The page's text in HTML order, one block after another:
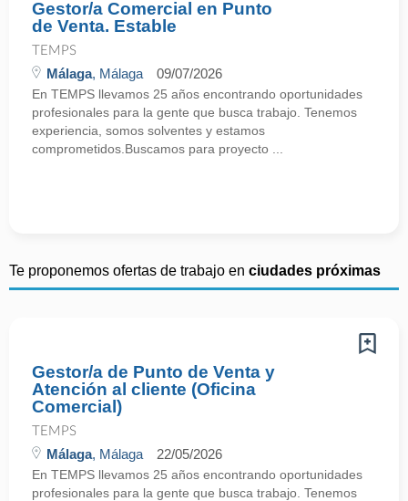
Gestor/a Comercial en Punto
de Venta. Estable
TEMPS
Málaga, Málaga 09/07/2026
En TEMPS llevamos 25 años encontrando oportunidades
profesionales para la gente que busca trabajo. Tenemos
experiencia, somos solventes y estamos
comprometidos.Buscamos para proyecto ...
Te proponemos ofertas de trabajo en ciudades próximas
Gestor/a de Punto de Venta y
Atención al cliente (Oficina
Comercial)
TEMPS
Málaga, Málaga 22/05/2026
En TEMPS llevamos 25 años encontrando oportunidades
profesionales para la gente que busca trabajo. Tenemos